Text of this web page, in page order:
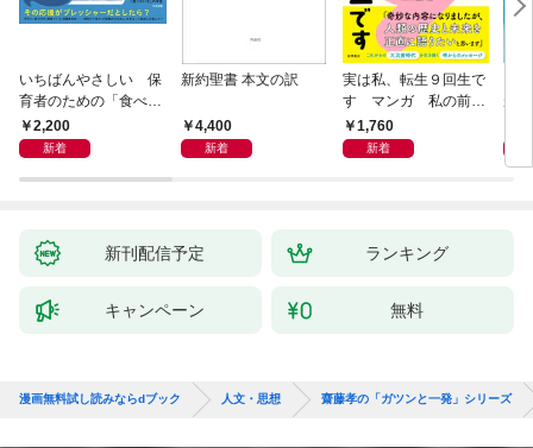
いちばんやさしい 保
育者のための「食べな
い子」サポートＢＯＯ
Ｋ 偏食・少食のお悩
2,200
新着
新約聖書 本文の訳
4,400
新着
実は私、転生９回生で
す マンガ 私の前世
物語1,760
新着
が
新刊配信予定 ランキング
キャンペーン 無料
漫画無料試し読みならdブック 人文・思想 齋藤孝の「ガツンと一発」シリーズ